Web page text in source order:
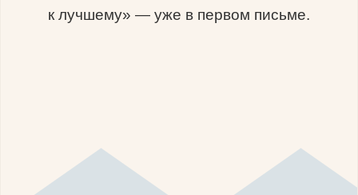
к лучшему» — уже в первом письме.